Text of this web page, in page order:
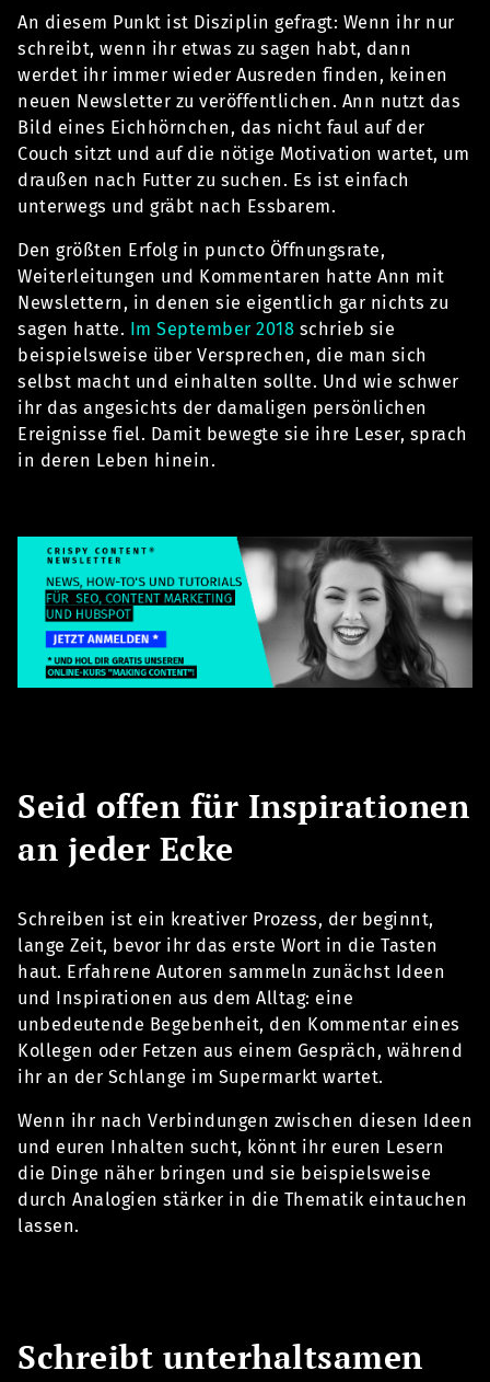
An diesem Punkt ist Disziplin gefragt: Wenn ihr nur
schreibt, wenn ihr etwas zu sagen habt, dann
werdet ihr immer wieder Ausreden finden, keinen
neuen Newsletter zu veröffentlichen. Ann nutzt das
Bild eines Eichhörnchen, das nicht faul auf der
Couch sitzt und auf die nötige Motivation wartet, um
draußen nach Futter zu suchen. Es ist einfach
unterwegs und gräbt nach Essbarem.
Den größten Erfolg in puncto Öffnungsrate,
Weiterleitungen und Kommentaren hatte Ann mit
Newslettern, in denen sie eigentlich gar nichts zu
sagen hatte.
Im September 2018 schrieb sie
beispielsweise über Versprechen, die man sich
selbst macht und einhalten sollte. Und wie schwer
ihr das angesichts der damaligen persönlichen
Ereignisse fiel. Damit bewegte sie ihre Leser, sprach
in deren Leben hinein.
Seid offen für Inspirationen
an jeder Ecke
Schreiben ist ein kreativer Prozess, der beginnt,
lange Zeit, bevor ihr das erste Wort in die Tasten
haut. Erfahrene Autoren sammeln zunächst Ideen
und Inspirationen aus dem Alltag: eine
unbedeutende Begebenheit, den Kommentar eines
Kollegen oder Fetzen aus einem Gespräch, während
ihr an der Schlange im Supermarkt wartet.
Wenn ihr nach Verbindungen zwischen diesen Ideen
und euren Inhalten sucht, könnt ihr euren Lesern
die Dinge näher bringen und sie beispielsweise
durch Analogien stärker in die Thematik eintauchen
lassen.
Schreibt unterhaltsamen